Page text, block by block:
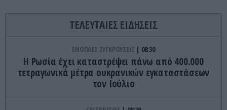
ΤΕΛΕΥΤΑΙΕΣ ΕΙΔΗΣΕΙΣ
ΕΝΟΠΛΕΣ ΣΥΓΚΡΟΥΣΕΙΣ 08:30
Η Ρωσία έχει καταστρέψει πάνω από 400.000
τετραγωνικά μέτρα ουκρανικών εγκαταστάσεων
τον Ιούλιο